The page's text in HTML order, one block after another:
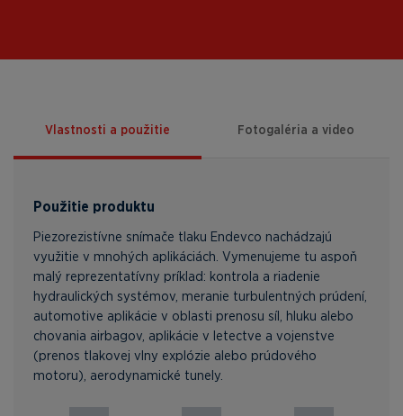
Vlastnosti a použitie Fotogaléria a video
Použitie produktu
Piezorezistívne snímače tlaku Endevco nachádzajú
využitie v mnohých aplikáciách. Vymenujeme tu aspoň
malý reprezentatívny príklad: kontrola a riadenie
hydraulických systémov, meranie turbulentných prúdení,
automotive aplikácie v oblasti prenosu síl, hluku alebo
chovania airbagov, aplikácie v letectve a vojenstve
(prenos tlakovej vlny explózie alebo prúdového
motoru), aerodynamické tunely.